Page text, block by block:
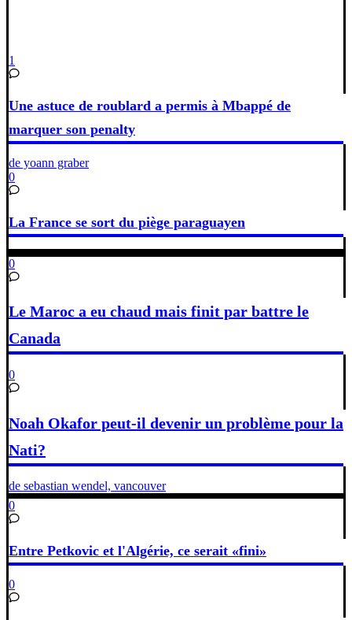
1
Une astuce de roublard a permis à Mbappé de
marquer son penalty
de yoann graber
0
La France se sort du piège paraguayen
0
Le Maroc a eu chaud mais finit par battre le
Canada
0
Noah Okafor peut-il devenir un problème pour la
Nati?
de sebastian wendel, vancouver
0
Entre Petkovic et l'Algérie, ce serait «fini»
0